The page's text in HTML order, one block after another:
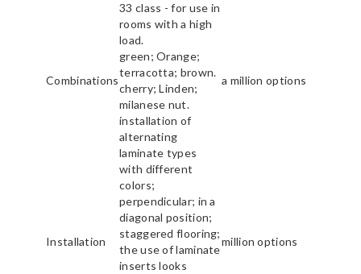
33 class - for use in
rooms with a high
load.
Combinations
green; Orange;
terracotta; brown.
cherry; Linden;
milanese nut.
a million options
Installation
installation of
alternating
laminate types
with different
colors;
perpendicular; in a
diagonal position;
staggered flooring;
the use of laminate
inserts looks
million options